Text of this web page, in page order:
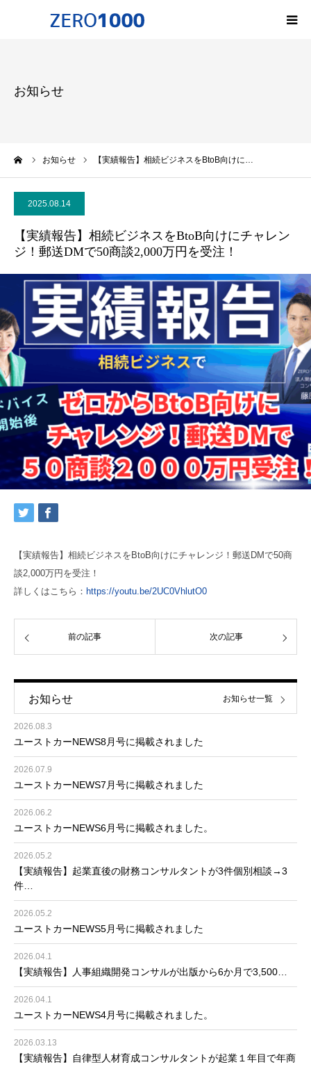
お知らせ
お知らせ 【実績報告】相続ビジネスをBtoB向けに…
2025.08.14
【実績報告】相続ビジネスをBtoB向けにチャレン
ジ！郵送DMで50商談2,000万円を受注！
【実績報告】相続ビジネスをBtoB向けにチャレンジ！郵送DMで50商
談2,000万円を受注！
詳しくはこちら： https://youtu.be/2UC0VhlutO0
前の記事 次の記事
お知らせ
2026.08.3
ユーストカーNEWS8月号に掲載されました
2026.07.9
ユーストカーNEWS7月号に掲載されました
2026.06.2
ユーストカーNEWS6月号に掲載されました。
2026.05.2
【実績報告】起業直後の財務コンサルタントが3件個別相談→3
件…
2026.05.2
ユーストカーNEWS5月号に掲載されました
2026.04.1
【実績報告】人事組織開発コンサルが出版から6か月で3,500…
2026.04.1
ユーストカーNEWS4月号に掲載されました。
2026.03.13
【実績報告】自律型人材育成コンサルタントが起業１年目で年商
お知らせ一覧
ゼロセンについて
会社概要
無料オンライン講座
お問い合わせ